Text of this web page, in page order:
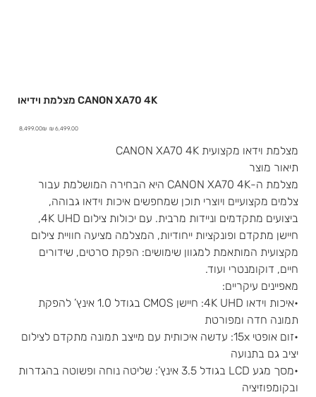
מצלמת וידיאו CANON XA70 4K
מחיר
‏8,499.00 ‏₪ מחיר
‏6,499.00 ‏₪
מצלמת וידאו מקצועית CANON XA70 4K
תיאור מוצר
מצלמת ה-CANON XA70 4K היא הבחירה המושלמת עבור
צלמים מקצועיים ויוצרי תוכן שמחפשים איכות וידאו גבוהה,
ביצועים מתקדמים וניידות מרבית. עם יכולות צילום 4K UHD,
חיישן מתקדם ופונקציות ייחודיות, המצלמה מציעה חוויית צילום
מקצועית המותאמת למגוון שימושים: הפקת סרטים, שידורים
חיים, דוקומנטרי ועוד.
מאפיינים עיקריים:
•איכות וידאו 4K UHD: חיישן CMOS בגודל 1.0 אינץ’ להפקת
תמונה חדה ומפורטת
•זום אופטי 15x: עדשה איכותית עם מייצב תמונה מתקדם לצילום
יציב גם בתנועה
•מסך מגע LCD בגודל 3.5 אינץ’: שליטה נוחה ופשוטה בהגדרות
ובקומפוזיציה